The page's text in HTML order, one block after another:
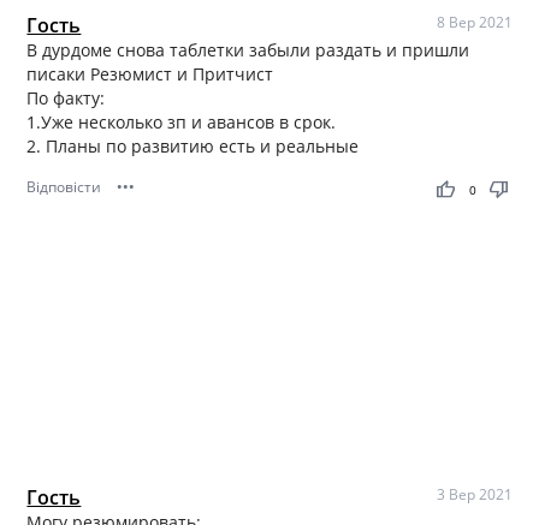
Гость 8 Вер 2021
В дурдоме снова таблетки забыли раздать и пришли
писаки Резюмист и Притчист
По факту:
1.Уже несколько зп и авансов в срок.
2. Планы по развитию есть и реальные
Відповісти ••• thumb_up thumb_down
0
Гость 3 Вер 2021